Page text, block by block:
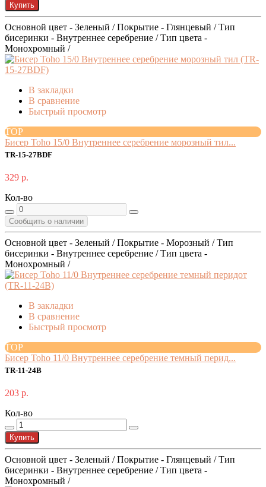
Купить
Основной цвет - Зеленый / Покрытие - Глянцевый / Тип
бисеринки - Внутреннее серебрение / Тип цвета -
Монохромный /
В закладки
В сравнение
Быстрый просмотр
TOP
Бисер Toho 15/0 Внутреннее серебрение морозный тил...
TR-15-27BDF
329 р.
Кол-во
Сообщить о наличии
Основной цвет - Зеленый / Покрытие - Морозный / Тип
бисеринки - Внутреннее серебрение / Тип цвета -
Монохромный /
В закладки
В сравнение
Быстрый просмотр
TOP
Бисер Toho 11/0 Внутреннее серебрение темный перид...
TR-11-24B
203 р.
Кол-во
Купить
Основной цвет - Зеленый / Покрытие - Глянцевый / Тип
бисеринки - Внутреннее серебрение / Тип цвета -
Монохромный /